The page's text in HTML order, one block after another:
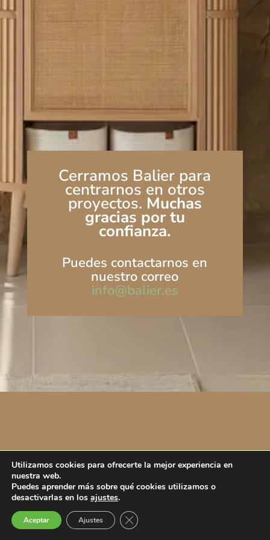
Cerramos Balier para
centrarnos en otros
proyectos. Muchas
gracias por tu
confianza.
Puedes contactarnos en
nuestro correo
info@balier.es
Utilizamos cookies para ofrecerte la mejor experiencia en
nuestra web.
Puedes aprender más sobre qué cookies utilizamos o
desactivarlas en los ajustes.
Aceptar Ajustes Cerrar el banner de cookies RGPD